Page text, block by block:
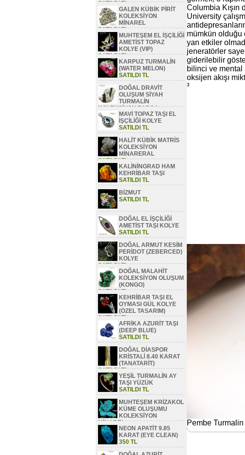
SATILDI TL
GALEN KÜBİK PİRİT
KOLEKSİYON
MİNAREL
SATILDI TL
MUHTEŞEM EL İŞÇİLİĞİ
AMETİST TOPAZ
KOLYE (VIP)
SATILDI TL
KARPUZ TURMALİN
(WATER MELON)
SATILDI TL
DOĞAL DRAVİT
OLUŞUM SİYAH
TURMALİN
KOLEKSİYON PARÇA
SATILDI TLMAVİ TOPAZ TAŞI EL
İŞÇİLİĞİ KOLYE
SATILDI TL
HALİT KÜBİK MATRİS
KOLEKSİYON
MİNARERAL
SATILDI TL
KALİNİNGRAD HAM
KEHRİBAR TAŞI
SATILDI TL
BİZMUT
SATILDI TL
DOĞAL EL İŞÇİLİĞİ
AMETİST TAŞI KOLYE
SATILDI TL
DOĞAL ARMUT KESİM
PERİDOT (ZEBERCED)
KOLYE
SATILDI TL
DOĞAL MALAHİT
KOLEKSİYON OLUŞUM
(KONGO)
SATILDI TL
KEHRİBAR TAŞI EL
OYMASI GÜL KOLYE
(ÖZEL TASARIM)
SATILDI TL
AFRİKA AZURİT TAŞI
(DEEP BLUE)
SATILDI TL
DOĞAL DİASPOR
KRİSTALİ 8.40 KARAT
(TANATARİT)
SATILDI TL
YEŞİL TURMALİN AY
TAŞI YÜZÜK
SATILDI TL
MUHTEŞEM KRİZAKOL
KÜME OLUŞUMU
KOLEKSİYON
MİNAREL
SATILDI TLNEON APATİT 9.85
KARAT (EYE CLEAN)
350 TL
Columbia Kışın
University
mümkün olduğu
yan etkiler
jeneratörler
giderilebilir
bilinci ve mental
oksijen akışı
³
Pembe